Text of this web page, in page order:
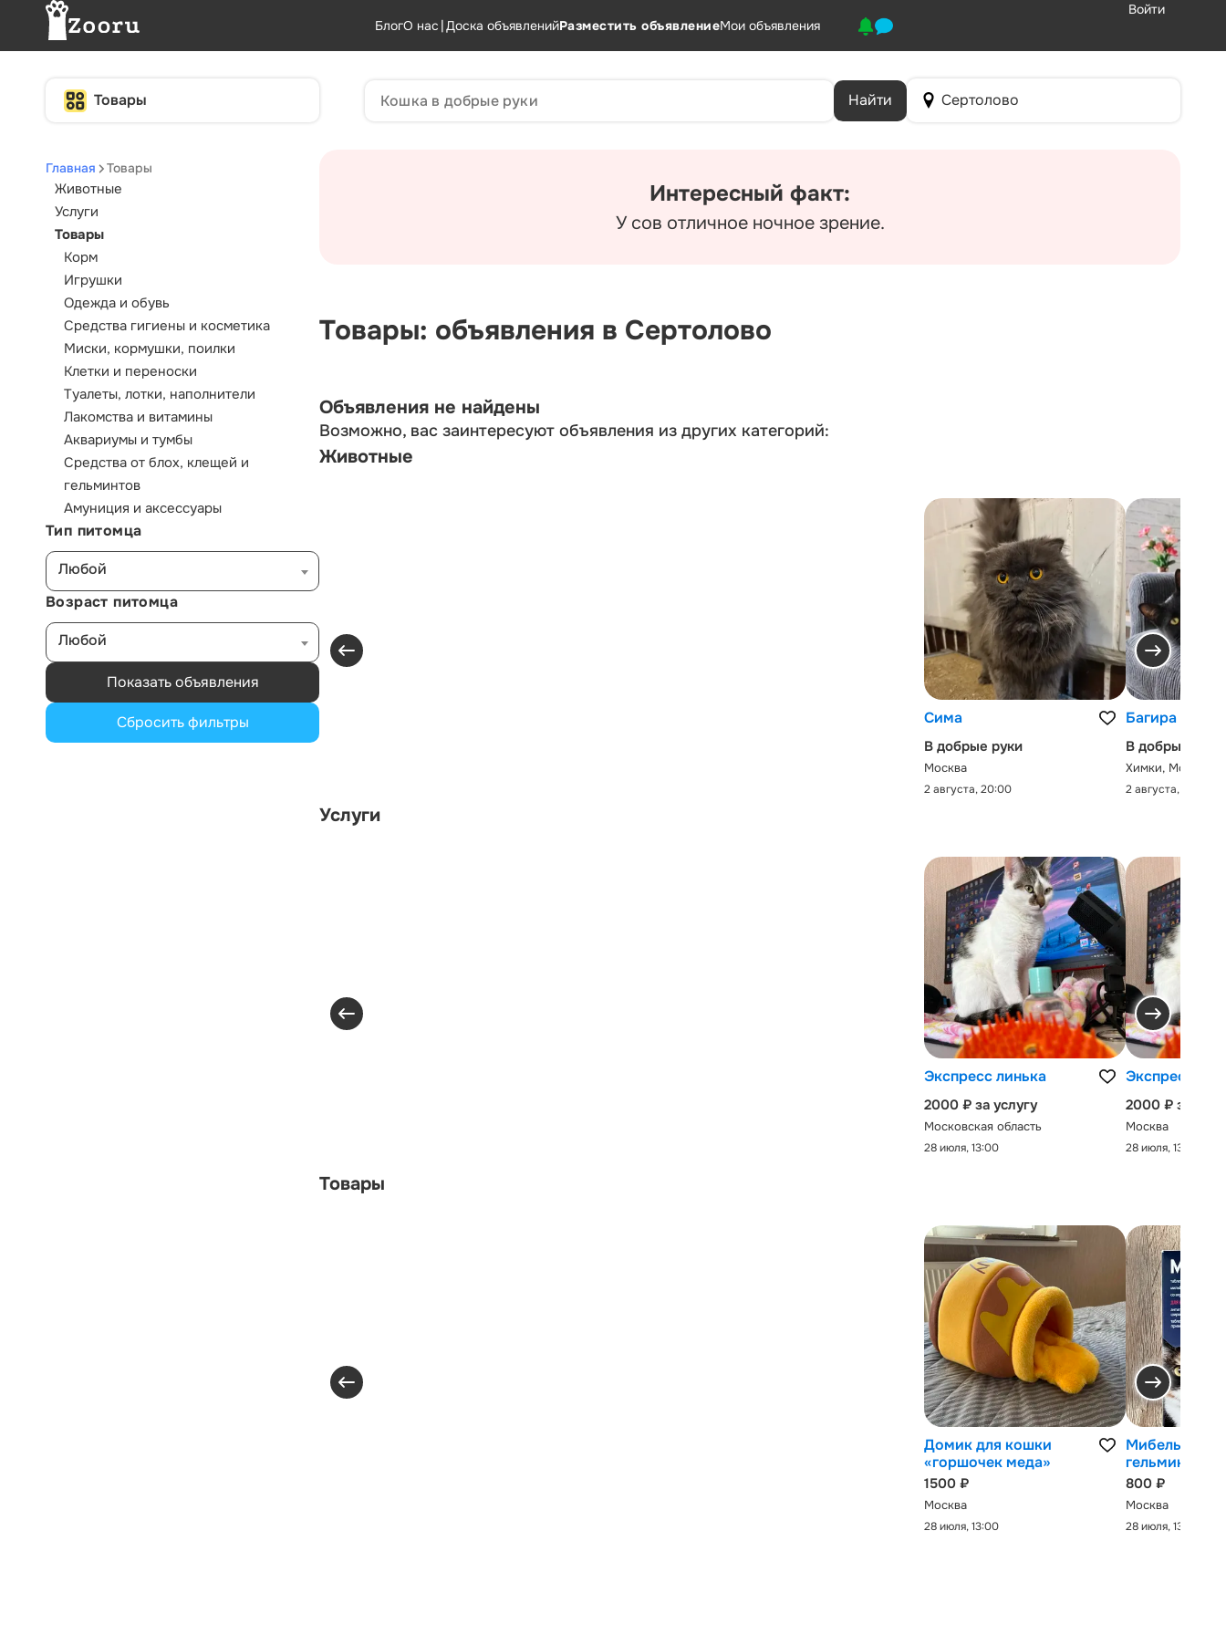
БлогО нас |Доска объявленийРазместить объявлениеМои объявления
Войти
Товары Найти Сертолово
Главная Товары
Животные
Услуги
Товары
Корм
Игрушки
Одежда и обувь
Средства гигиены и косметика
Миски, кормушки, поилки
Клетки и переноски
Туалеты, лотки, наполнители
Лакомства и витамины
Аквариумы и тумбы
Средства от блох, клещей и
гельминтов
Амуниция и аксессуары
Тип питомца
Любой
Возраст питомца
Любой
Показать объявления
Сбросить фильтры
Интересный факт:
У сов отличное ночное зрение.
Товары: объявления в Сертолово
Объявления не найдены
Возможно, вас заинтересуют объявления из других категорий:
Животные
Сима
В добрые руки
Москва
2 августа, 20:00
Багира
В добрые руки
Химки,
2 августа, 0:00
Услуги
Экспресс линька
2000 ₽ за услугу
Московская область
28 июля, 13:00
Экспресс-
2000 ₽ за
Москва
28 июля, 13:00
Товары
Домик для кошки
«горшочек меда»
1500 ₽
Москва
28 июля, 13:00
Мибельмакс
гельминтов
800 ₽
Москва
28 июля, 13:00